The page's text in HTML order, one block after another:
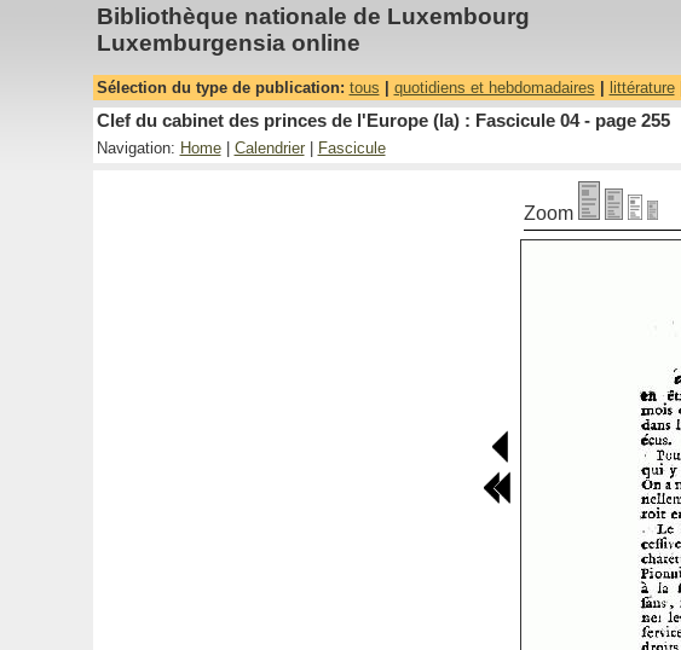
Bibliothèque nationale de Luxembourg
Luxemburgensia online
Sélection du type de publication: tous quotidiens et hebdomadaires littérature|
Clef du cabinet des princes de l'Europe (la) : Fascicule 04 - page 255
Navigation: Home| Calendrier| Fascicule
Zoom